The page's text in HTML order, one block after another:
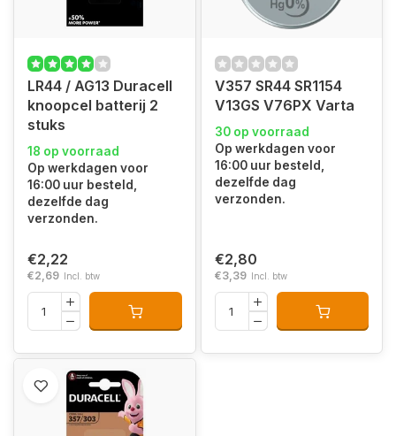
LR44 / AG13 Duracell
knoopcel batterij 2
stuks
18 op voorraad
Op werkdagen voor
16:00 uur besteld,
dezelfde dag
verzonden.
€2,22
€2,69 Incl. btw
V357 SR44 SR1154
V13GS V76PX Varta
30 op voorraad
Op werkdagen voor
16:00 uur besteld,
dezelfde dag
verzonden.
€2,80
€3,39 Incl. btw